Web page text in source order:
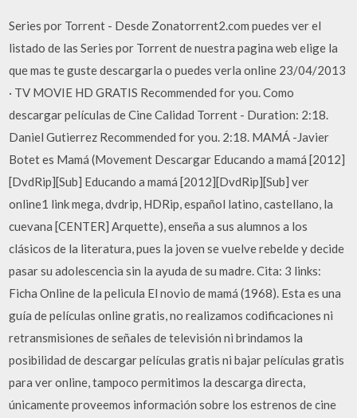
Series por Torrent - Desde Zonatorrent2.com puedes ver el
listado de las Series por Torrent de nuestra pagina web elige la
que mas te guste descargarla o puedes verla online 23/04/2013
· TV MOVIE HD GRATIS Recommended for you. Como
descargar películas de Cine Calidad Torrent - Duration: 2:18.
Daniel Gutierrez Recommended for you. 2:18. MAMÁ -Javier
Botet es Mamá (Movement Descargar Educando a mamá [2012]
[DvdRip][Sub] Educando a mamá [2012][DvdRip][Sub] ver
online1 link mega, dvdrip, HDRip, español latino, castellano, la
cuevana [CENTER] Arquette), enseña a sus alumnos a los
clásicos de la literatura, pues la joven se vuelve rebelde y decide
pasar su adolescencia sin la ayuda de su madre. Cita: 3 links:
Ficha Online de la pelicula El novio de mamá (1968). Esta es una
guía de películas online gratis, no realizamos codificaciones ni
retransmisiones de señales de televisión ni brindamos la
posibilidad de descargar películas gratis ni bajar películas gratis
para ver online, tampoco permitimos la descarga directa,
únicamente proveemos información sobre los estrenos de cine